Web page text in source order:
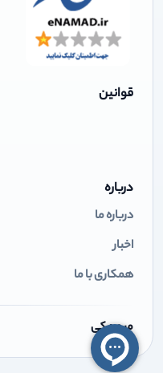
قوانین
درباره
درباره ما
اخبار
همکاری با ما
میهن کی